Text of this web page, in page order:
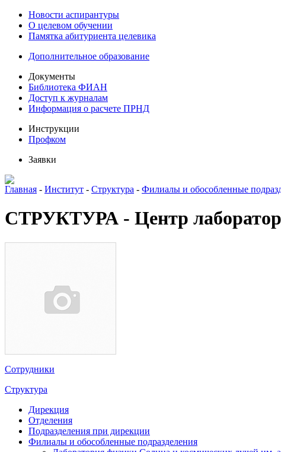
Новости аспирантуры
О целевом обучении
Памятка абитуриента целевика
Дополнительное образование
Документы
Библиотека ФИАН
Доступ к журналам
Информация о расчете ПРНД
Инструкции
Профком
Заявки
Главная - Институт - Структура - Филиалы и обособленные
СТРУКТУРА - Центр
Сотрудники
Структура
Дирекция
Отделения
Подразделения при дирекции
Филиалы и обособленные подразделения